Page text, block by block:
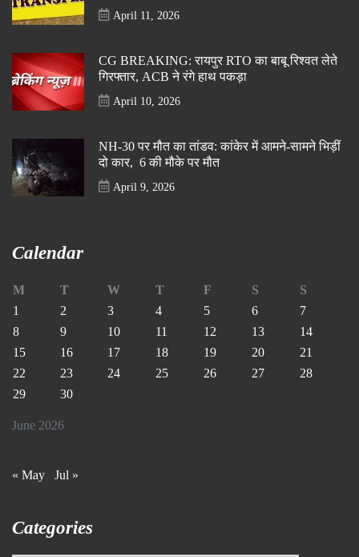
April 11, 2026
CG BREAKING: रायपुर RTO का बाबू रिश्वत लेते
गिरफ्तार, ACB ने रंगे हाथ पकड़ा
April 10, 2026
NH-30 पर मौत का तांडव: कांकेर में आमने-सामने भिड़ीं
दो कार, 6 की मौके पर मौत
April 9, 2026
Calendar
June 2026
M T W T F S
S
1
2 3 4 5 6
7
8
9 10 11 12 13
14
15
16 17 18 19 20
21
22
23 24 25 26 27
28
29
30
« May Jul »
Categories